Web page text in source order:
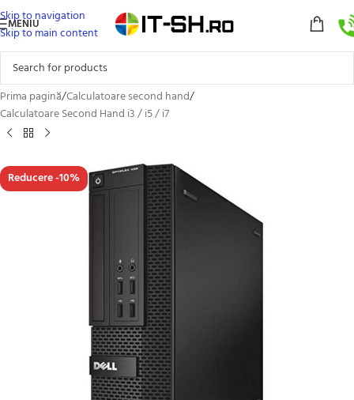
Skip to navigation
Skip to main content
MENIU
Prima pagină/Calculatoare second hand/
Calculatoare Second Hand i3 / i5 / i7
Reducere -10%